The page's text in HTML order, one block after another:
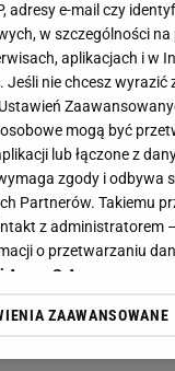
adresy e-mail czy
w szczególności
aplikacjach i w
Jeśli nie chcesz wyrazić
mogą być
lub łączone z
zgody i odbywa
Partnerów. Takiemu
z administratorem
o przetwarzaniu
S.A.
wyrażasz też
ZAAWANSOWANE